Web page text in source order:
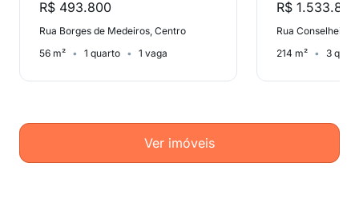
R$ 493.800
Rua Borges de Medeiros, Centro
56 m²
1 quarto 1 vaga
R$ 1.533.893
Rua Conselheiro
214 m²
3
Ver imóveis